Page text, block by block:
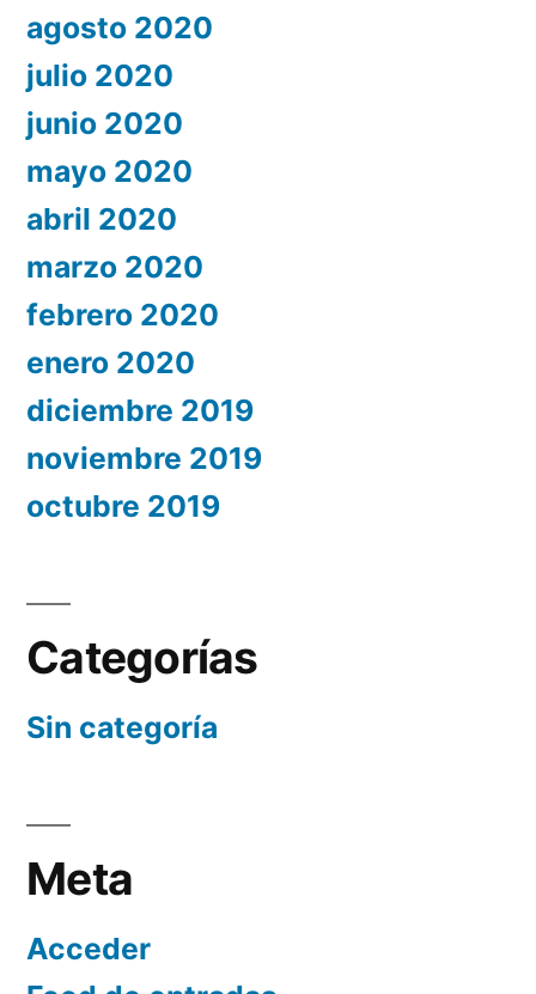
agosto 2020
julio 2020
junio 2020
mayo 2020
abril 2020
marzo 2020
febrero 2020
enero 2020
diciembre 2019
noviembre 2019
octubre 2019
Categorías
Sin categoría
Meta
Acceder